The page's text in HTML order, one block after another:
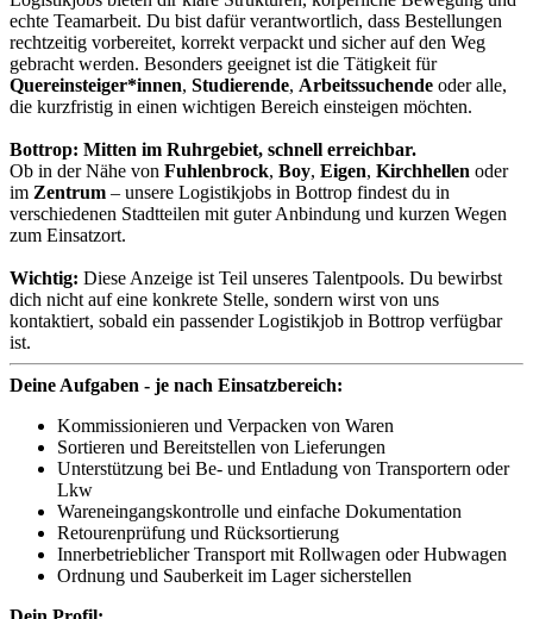
echte Teamarbeit. Du bist dafür verantwortlich, dass Bestellungen
rechtzeitig vorbereitet, korrekt verpackt und sicher auf den Weg
gebracht werden. Besonders geeignet ist die Tätigkeit für
Quereinsteiger*innen, Studierende, Arbeitssuchende oder alle,
die kurzfristig in einen wichtigen Bereich einsteigen möchten.
Bottrop: Mitten im Ruhrgebiet, schnell erreichbar.
Ob in der Nähe von Fuhlenbrock, Boy, Eigen, Kirchhellen oder
im Zentrum – unsere Logistikjobs in Bottrop findest du in
verschiedenen Stadtteilen mit guter Anbindung und kurzen Wegen
zum Einsatzort.
Wichtig: Diese Anzeige ist Teil unseres Talentpools. Du bewirbst
dich nicht auf eine konkrete Stelle, sondern wirst von uns
kontaktiert, sobald ein passender Logistikjob in Bottrop verfügbar
ist.
Deine Aufgaben - je nach Einsatzbereich:
Kommissionieren und Verpacken von Waren
Sortieren und Bereitstellen von Lieferungen
Unterstützung bei Be- und Entladung von Transportern oder
Lkw
Wareneingangskontrolle und einfache Dokumentation
Retourenprüfung und Rücksortierung
Innerbetrieblicher Transport mit Rollwagen oder Hubwagen
Ordnung und Sauberkeit im Lager sicherstellen